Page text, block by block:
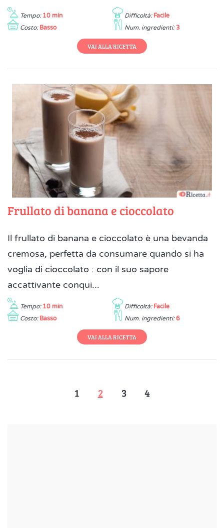
Tempo: 10 min Difficoltà: Facile
Costo: Basso Num. ingredienti: 3
VAI ALLA RICETTA
Frullato di banana e cioccolato
Il frullato di banana e cioccolato è una bevanda
cremosa, perfetta da consumare quando si ha
voglia di cioccolato : con il suo sapore
accattivante conqui...
Tempo: 10 min Difficoltà: Facile
Costo: Basso Num. ingredienti: 6
VAI ALLA RICETTA
1 2 3 4